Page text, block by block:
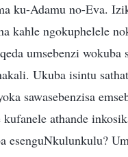
ku-Adamu no-Eva.
kahle ngokuphelele
umsebenzi wokuba
Ukuba isintu
sawasebenzisa
athande
esenguNkulunkulu?